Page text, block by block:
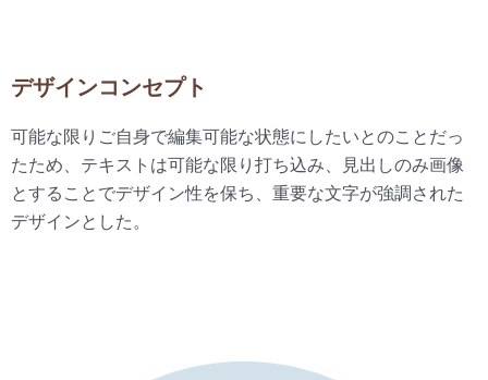
デザインコンセプト
可能な限りご自身で編集可能な状態にしたいとのことだっ
たため、テキストは可能な限り打ち込み、見出しのみ画像
とすることでデザイン性を保ち、重要な文字が強調された
デザインとした。